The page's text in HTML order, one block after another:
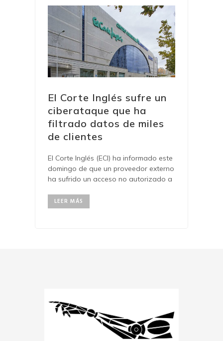
El Corte Inglés sufre un
ciberataque que ha
filtrado datos de miles
de clientes
El Corte Inglés (ECI) ha informado este
domingo de que un proveedor externo
ha sufrido un acceso no autorizado a
LEER MÁS